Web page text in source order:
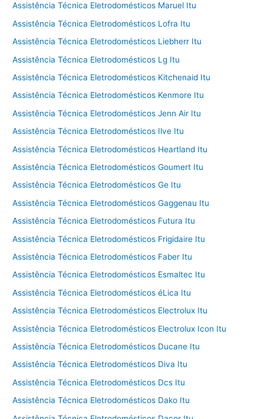
Assistência Técnica Eletrodomésticos Maruel Itu
Assistência Técnica Eletrodomésticos Lofra Itu
Assistência Técnica Eletrodomésticos Liebherr Itu
Assistência Técnica Eletrodomésticos Lg Itu
Assistência Técnica Eletrodomésticos Kitchenaid Itu
Assistência Técnica Eletrodomésticos Kenmore Itu
Assistência Técnica Eletrodomésticos Jenn Air Itu
Assistência Técnica Eletrodomésticos Ilve Itu
Assistência Técnica Eletrodomésticos Heartland Itu
Assistência Técnica Eletrodomésticos Goumert Itu
Assistência Técnica Eletrodomésticos Ge Itu
Assistência Técnica Eletrodomésticos Gaggenau Itu
Assistência Técnica Eletrodomésticos Futura Itu
Assistência Técnica Eletrodomésticos Frigidaire Itu
Assistência Técnica Eletrodomésticos Faber Itu
Assistência Técnica Eletrodomésticos Esmaltec Itu
Assistência Técnica Eletrodomésticos éLica Itu
Assistência Técnica Eletrodomésticos Electrolux Itu
Assistência Técnica Eletrodomésticos Electrolux Icon Itu
Assistência Técnica Eletrodomésticos Ducane Itu
Assistência Técnica Eletrodomésticos Diva Itu
Assistência Técnica Eletrodomésticos Dcs Itu
Assistência Técnica Eletrodomésticos Dako Itu